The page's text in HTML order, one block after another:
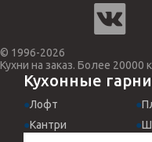
© 1996-2026
Кухни на заказ. Более 20000
Кухонные
Лофт
Кантри